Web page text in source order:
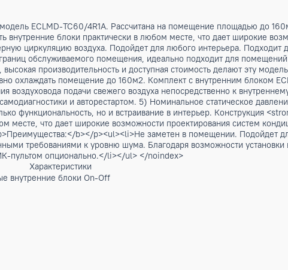
Off модель ECLMD-TC60/4R1A. Рассчитана на помещение
внутренние блоки практически в любом месте, что
циркуляцию воздуха. Подойдет для любого
вне границ обслуживаемого помещения, идеально
высокая производительность и доступная стоимость
охлаждать помещение до 160м2. Комплект с
воздуховода подачи свежего воздуха
самодиагностики и авторестартом. 5) Номинальное
только функциональность, но и встраивание в интерьер.
в любом месте, что дает широкие возможности
<p><b>Преимущества:</b></p><ul><li>Не заметен в
требованиями к уровню шума. Благодаря
ИК-пультом опционально.</li></ul> </noindex>